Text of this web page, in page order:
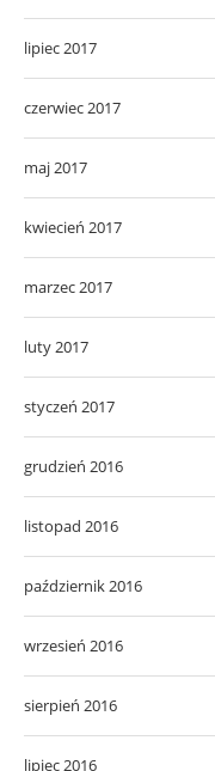
lipiec 2017
czerwiec 2017
maj 2017
kwiecień 2017
marzec 2017
luty 2017
styczeń 2017
grudzień 2016
listopad 2016
październik 2016
wrzesień 2016
sierpień 2016
lipiec 2016